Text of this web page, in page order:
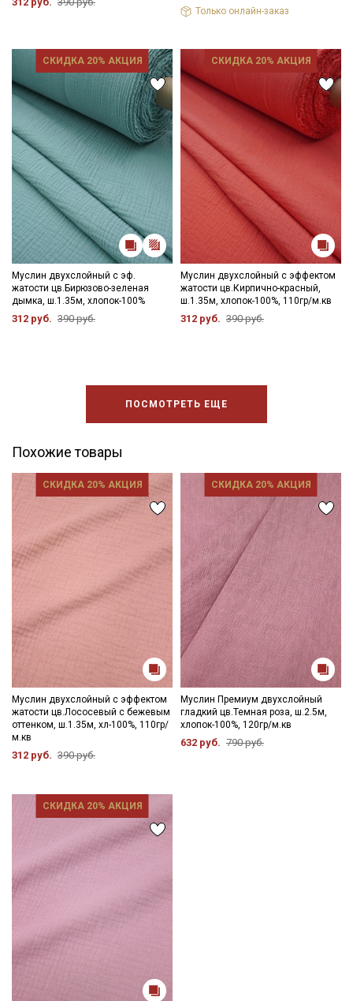
Только онлайн-заказ
СКИДКА 20% АКЦИЯ
Муслин двухслойный с эф.
жатости цв.Бирюзово-зеленая
дымка, ш.1.35м, хлопок-100%
312 руб. 390 руб.
СКИДКА 20% АКЦИЯ
Муслин двухслойный с эффектом
жатости цв.Кирпично-красный,
ш.1.35м, хлопок-100%, 110гр/м.кв
312 руб. 390 руб.
ПОСМОТРЕТЬ ЕЩЕ
Похожие товары
СКИДКА 20% АКЦИЯ
Муслин двухслойный с эффектом
жатости цв.Лососевый с бежевым
оттенком, ш.1.35м, хл-100%, 110гр/
м.кв
312 руб. 390 руб.
СКИДКА 20% АКЦИЯ
Муслин Премиум двухслойный
гладкий цв.Темная роза, ш.2.5м,
хлопок-100%, 120гр/м.кв
632 руб. 790 руб.
СКИДКА 20% АКЦИЯ